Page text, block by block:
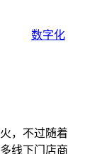
数字化
，不过随着
线下门店商